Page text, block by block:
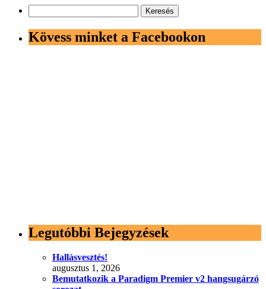
Kövess minket a Facebookon
Legutóbbi Bejegyzések
Hallásvesztés!
augusztus 1, 2026
Bemutatkozik a Paradigm Premier v2 hangsugárzó